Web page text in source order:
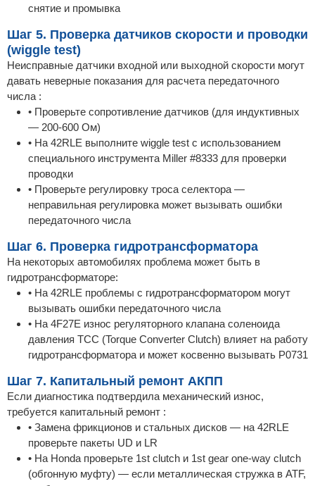
снятие и промывка
Шаг 5. Проверка датчиков скорости и проводки
(wiggle test)
Неисправные датчики входной или выходной скорости могут
давать неверные показания для расчета передаточного
числа :
• Проверьте сопротивление датчиков (для индуктивных
— 200-600 Ом)
• На 42RLE выполните wiggle test с использованием
специального инструмента Miller #8333 для проверки
проводки
• Проверьте регулировку троса селектора —
неправильная регулировка может вызывать ошибки
передаточного числа
Шаг 6. Проверка гидротрансформатора
На некоторых автомобилях проблема может быть в
гидротрансформаторе:
• На 42RLE проблемы с гидротрансформатором могут
вызывать ошибки передаточного числа
• На 4F27E износ регуляторного клапана соленоида
давления TCC (Torque Converter Clutch) влияет на работу
гидротрансформатора и может косвенно вызывать P0731
Шаг 7. Капитальный ремонт АКПП
Если диагностика подтвердила механический износ,
требуется капитальный ремонт :
• Замена фрикционов и стальных дисков — на 42RLE
проверьте пакеты UD и LR
• На Honda проверьте 1st clutch и 1st gear one-way clutch
(обгонную муфту) — если металлическая стружка в ATF,